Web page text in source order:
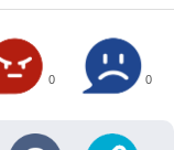
0 0